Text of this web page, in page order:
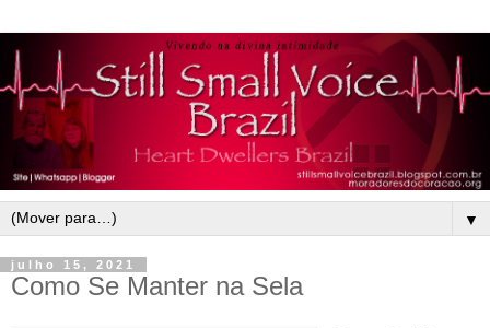
▼
julho 15, 2021
Como Se Manter na Sela